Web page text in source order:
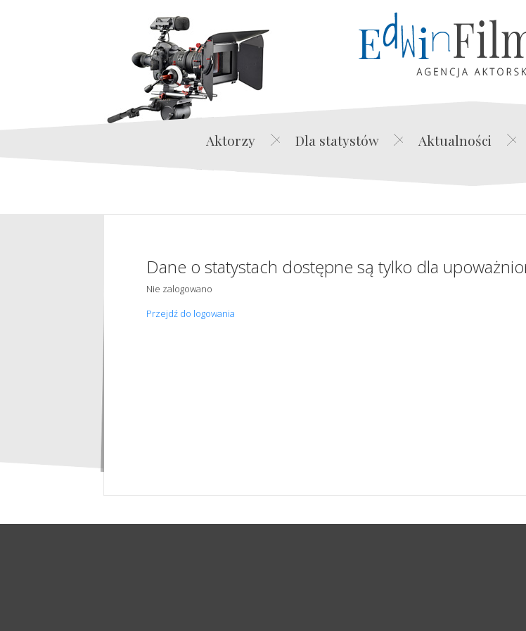
Aktorzy Dla statystów Aktualności
Dane o statystach dostępne są tylko dla
Nie zalogowano
Przejdź do logowania